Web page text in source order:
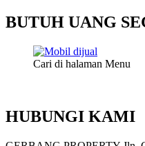
BUTUH UANG
Cari di halaman Menu
HUBUNGI KAMI